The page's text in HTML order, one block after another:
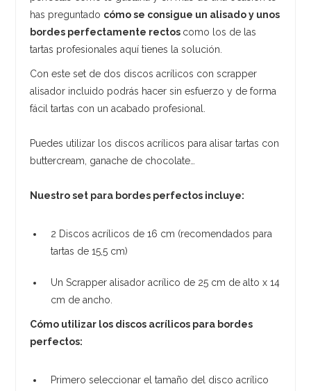
has preguntado cómo se consigue un alisado y unos
bordes perfectamente rectos como los de las
tartas profesionales aquí tienes la solución.
Con este set de dos discos acrílicos con scrapper
alisador incluido podrás hacer sin esfuerzo y de forma
fácil tartas con un acabado profesional.
Puedes utilizar los discos acrílicos para alisar tartas con
buttercream, ganache de chocolate…
Nuestro set para bordes perfectos incluye:
2 Discos acrílicos de 16 cm (recomendados para
tartas de 15,5 cm)
Un Scrapper alisador acrílico de 25 cm de alto x 14
cm de ancho.
Cómo utilizar los discos acrílicos para bordes
perfectos:
Primero seleccionar el tamaño del disco acrílico